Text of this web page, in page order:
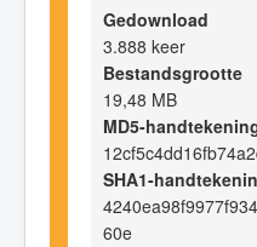
Gedownload
3.888 keer
Bestandsgrootte
19,48 MB
MD5-
SHA1-
60e